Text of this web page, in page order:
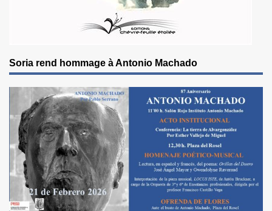
Soria rend hommage à Antonio Machado